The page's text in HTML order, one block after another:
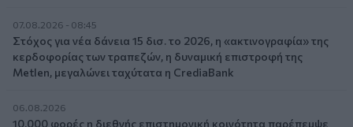
07.08.2026 - 08:45
Στόχος για νέα δάνεια 15 δισ. το 2026, η «ακτινογραφία» της
κερδοφορίας των τραπεζών, η δυναμική επιστροφή της
Metlen, μεγαλώνει ταχύτατα η CrediaBank
06.08.2026
10.000 φορές η διεθνής επιστημονική κοινότητα παρέπεμψε